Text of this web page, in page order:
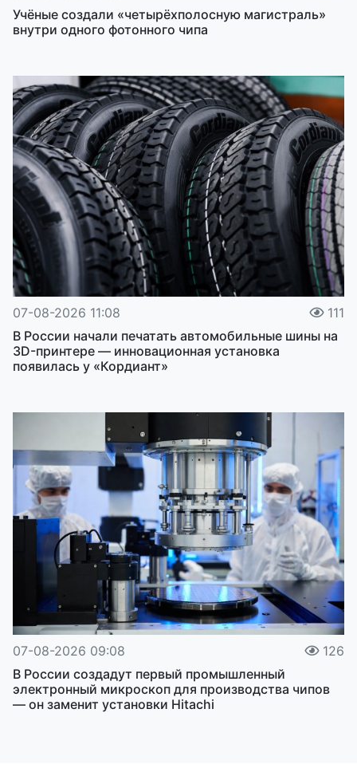
Учёные создали «четырёхполосную магистраль»
внутри одного фотонного чипа
07-08-2026 11:08
111
В России начали печатать автомобильные шины на
3D-принтере — инновационная установка
появилась у «Кордиант»
07-08-2026 09:08
126
В России создадут первый промышленный
электронный микроскоп для производства чипов
— он заменит установки Hitachi